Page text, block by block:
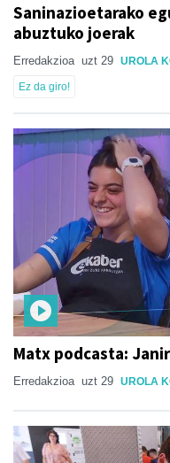
Saninazioetarako
abuztuko joerak
Erredakzioa uzt 29 UROLA
Ez da giro!
Matx podcasta:
Erredakzioa uzt 29 UROLA